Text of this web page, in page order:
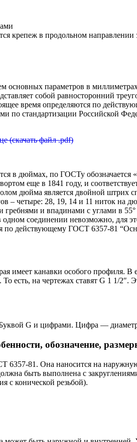
крепеж в продольном
основных параметров в
собой равносторонний
время определяются по
по стандартизации Российской
(скачать файл .pdf)
в дюймах, по ГОСТу обозначается
еще в 1841 году, и
дюйма является двойной штрих
– четыре: 28, 19, 14 и 11 ниток на
и впадинами с углами в
соединении невозможно, для
по действующему ГОСТ 6357-81
имеет канавки особого
есть, на чертежах ставят G 1 1/2″.
Буквой G и цифрами. Цифра —
обозначение,
6357-81. Она наносится на
быть выполнена с
с конической резьбой).